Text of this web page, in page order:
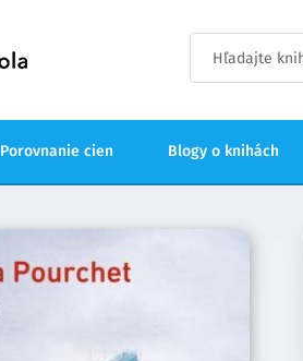
Porovnanie cien Blogy o knihách